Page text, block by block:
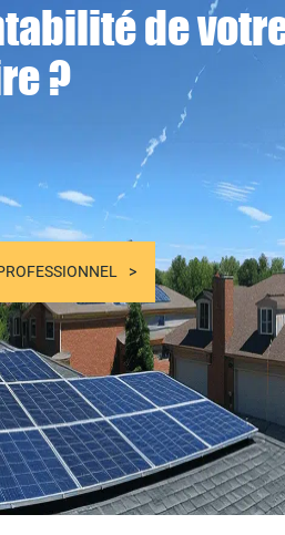
de
?